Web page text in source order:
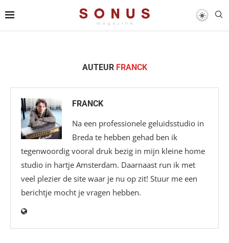
AUTEUR FRANCK
FRANCK
Na een professionele geluidsstudio in
Breda te hebben gehad ben ik
tegenwoordig vooral druk bezig in mijn kleine home
studio in hartje Amsterdam. Daarnaast run ik met
veel plezier de site waar je nu op zit! Stuur me een
berichtje mocht je vragen hebben.